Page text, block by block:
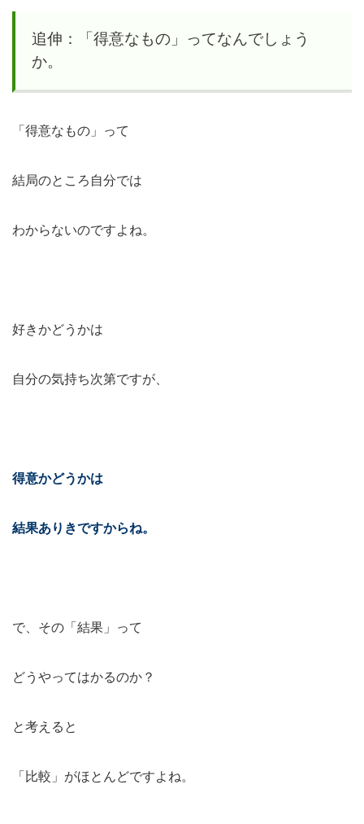
追伸：「得意なもの」ってなんでしょう
か。
「得意なもの」って
結局のところ自分では
わからないのですよね。
好きかどうかは
自分の気持ち次第ですが、
得意かどうかは
結果ありきですからね。
で、その「結果」って
どうやってはかるのか？
と考えると
「比較」がほとんどですよね。